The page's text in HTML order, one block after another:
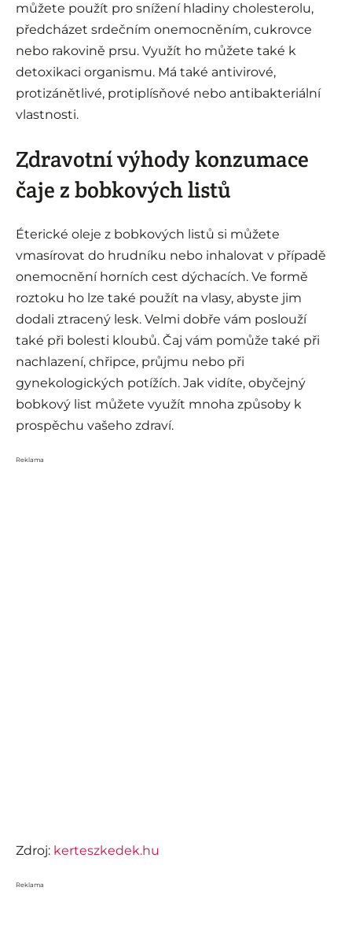
můžete použít pro snížení hladiny cholesterolu,
předcházet srdečním onemocněním, cukrovce
nebo rakovině prsu. Využít ho můžete také k
detoxikaci organismu. Má také antivirové,
protizánětlivé, protiplísňové nebo antibakteriální
vlastnosti.
Zdravotní výhody konzumace
čaje z bobkových listů
Éterické oleje z bobkových listů si můžete
vmasírovat do hrudníku nebo inhalovat v případě
onemocnění horních cest dýchacích. Ve formě
roztoku ho lze také použít na vlasy, abyste jim
dodali ztracený lesk. Velmi dobře vám poslouží
také při bolesti kloubů. Čaj vám pomůže také při
nachlazení, chřipce, průjmu nebo při
gynekologických potížích. Jak vidíte, obyčejný
bobkový list můžete využít mnoha způsoby k
prospěchu vašeho zdraví.
Reklama
Zdroj: kerteszkedek.hu
Reklama